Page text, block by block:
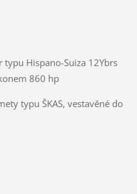
Hispano-Suiza 12Ybrs
výkonem 860 hp
typu ŠKAS, vestavěné do